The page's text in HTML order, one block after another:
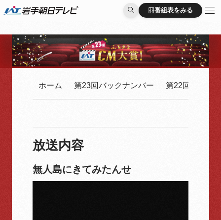
番組表をみる
番組表をみる
ホーム 第23回バックナンバー 第22回バック
放送内容
無人島にきてみたんせ